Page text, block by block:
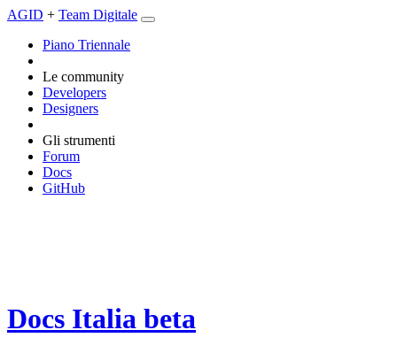
AGID + Team Digitale
Piano Triennale
Le community
Developers
Designers
Gli strumenti
Forum
Docs
GitHub
Docs Italia beta